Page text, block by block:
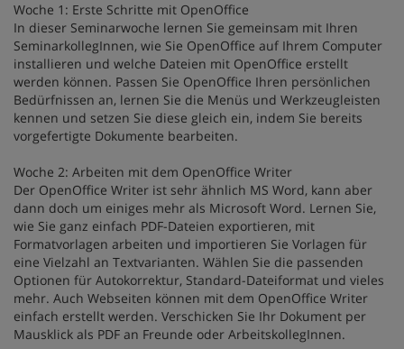
Woche 1: Erste Schritte mit OpenOffice
In dieser Seminarwoche lernen Sie gemeinsam mit Ihren
SeminarkollegInnen, wie Sie OpenOffice auf Ihrem Computer
installieren und welche Dateien mit OpenOffice erstellt
werden können. Passen Sie OpenOffice Ihren persönlichen
Bedürfnissen an, lernen Sie die Menüs und Werkzeugleisten
kennen und setzen Sie diese gleich ein, indem Sie bereits
vorgefertigte Dokumente bearbeiten.
Woche 2: Arbeiten mit dem OpenOffice Writer
Der OpenOffice Writer ist sehr ähnlich MS Word, kann aber
dann doch um einiges mehr als Microsoft Word. Lernen Sie,
wie Sie ganz einfach PDF-Dateien exportieren, mit
Formatvorlagen arbeiten und importieren Sie Vorlagen für
eine Vielzahl an Textvarianten. Wählen Sie die passenden
Optionen für Autokorrektur, Standard-Dateiformat und vieles
mehr. Auch Webseiten können mit dem OpenOffice Writer
einfach erstellt werden. Verschicken Sie Ihr Dokument per
Mausklick als PDF an Freunde oder ArbeitskollegInnen.